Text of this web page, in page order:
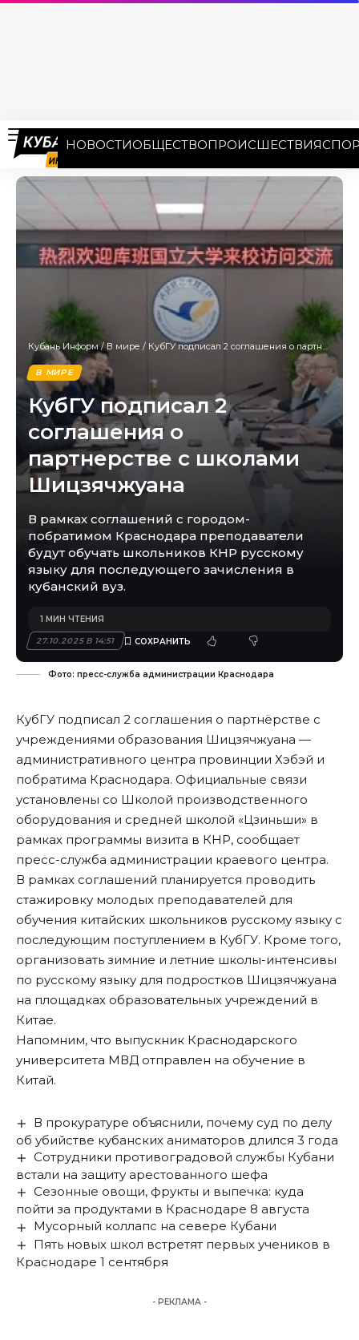
НОВОСТИОБЩЕСТВОПРОИСШЕСТВИЯ
Кубань Информ/ В мире / КубГУ подписал 2 соглашения о партнерстве с школами Шицзячжуана
В МИРЕ
КубГУ подписал 2
соглашения о
партнерстве с школами
Шицзячжуана
В рамках соглашений с городом-
побратимом Краснодара преподаватели
будут обучать школьников КНР русскому
языку для последующего зачисления в
кубанский вуз.
27.10.2025 В 14:51
1 МИН ЧТЕНИЯ
Фото: пресс-служба администрации Краснодара
КубГУ подписал 2 соглашения о партнёрстве с
учреждениями образования Шицзячжуана —
административного центра провинции Хэбэй и
побратима Краснодара. Официальные связи
установлены со Школой производственного
оборудования и средней школой «Цзиньши» в
рамках программы визита в КНР, сообщает
пресс-служба администрации краевого центра.
В рамках соглашений планируется проводить
стажировку молодых преподавателей для
обучения китайских школьников русскому языку с
последующим поступлением в КубГУ. Кроме того,
организовать зимние и летние школы-интенсивы
по русскому языку для подростков Шицзячжуана
на площадках образовательных учреждений в
Китае.
Напомним, что выпускник Краснодарского
университета МВД отправлен на обучение в
Китай.
В прокуратуре объяснили, почему суд по делу
об убийстве кубанских аниматоров длился 3 года
Сотрудники противоградовой службы Кубани
встали на защиту арестованного шефа
Сезонные овощи, фрукты и выпечка: куда
пойти за продуктами в Краснодаре 8 августа
Мусорный коллапс на севере Кубани
Пять новых школ встретят первых учеников в
Краснодаре 1 сентября
- РЕКЛАМА -